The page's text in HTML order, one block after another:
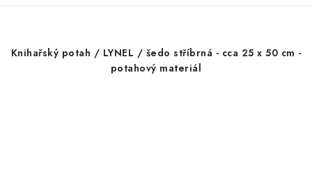
Knihařský potah / LYNEL / šedo stříbrná - cca 25 x 50 cm -
potahový materiál